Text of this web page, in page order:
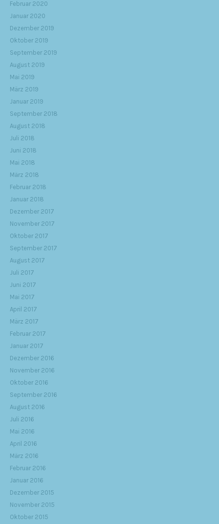
Februar 2020
Januar 2020
Dezember 2019
Oktober 2019
September 2019
August 2019
Mai 2019
März 2019
Januar 2019
September 2018
August 2018
Juli 2018
Juni 2018
Mai 2018
März 2018
Februar 2018
Januar 2018
Dezember 2017
November 2017
Oktober 2017
September 2017
August 2017
Juli 2017
Juni 2017
Mai 2017
April 2017
März 2017
Februar 2017
Januar 2017
Dezember 2016
November 2016
Oktober 2016
September 2016
August 2016
Juli 2016
Mai 2016
April 2016
März 2016
Februar 2016
Januar 2016
Dezember 2015
November 2015
Oktober 2015